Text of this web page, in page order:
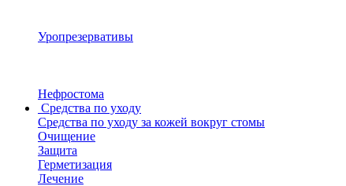
Уропрезервативы
Нефростома
Средства по уходу
Средства по уходу за кожей вокруг стомы
Очищение
Защита
Герметизация
Лечение